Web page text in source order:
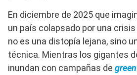
En diciembre de 2025 que
un país colapsado por una
no es una distopía lejana, sino
técnica. Mientras los gigantes
inundan con campañas de